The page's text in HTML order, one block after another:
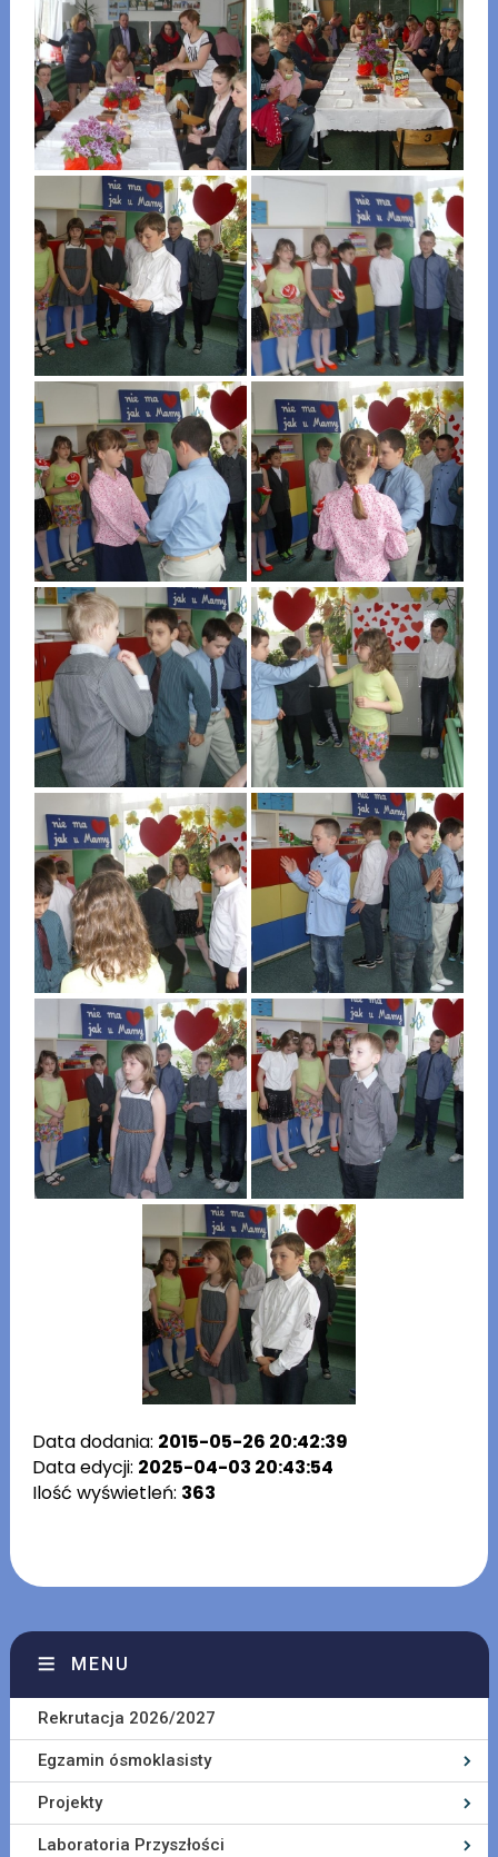
Data dodania: 2015-05-26 20:42:39
Data edycji: 2025-04-03 20:43:54
Ilość wyświetleń: 363
MENU
Rekrutacja 2026/2027
Egzamin ósmoklasisty
Projekty
Laboratoria Przyszłości